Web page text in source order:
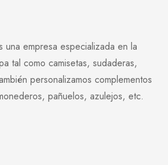
una empresa especializada en la
tal como camisetas, sudaderas,
personalizamos complementos
pañuelos, azulejos, etc.